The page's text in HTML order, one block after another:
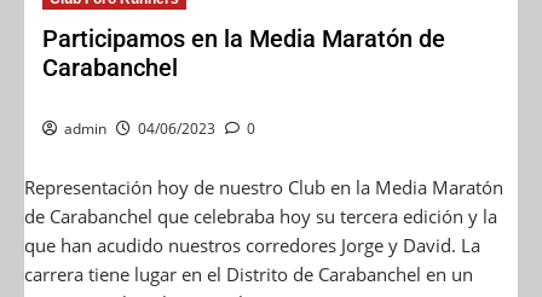
Participamos en la Media Maratón de
Carabanchel
admin 04/06/2023 0
Representación hoy de nuestro Club en la Media Maratón
de Carabanchel que celebraba hoy su tercera edición y la
que han acudido nuestros corredores Jorge y David. La
carrera tiene lugar en el Distrito de Carabanchel en un